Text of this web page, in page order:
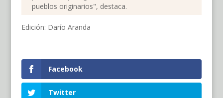
pueblos originarios", destaca.
Edición: Darío Aranda
Facebook
Twitter